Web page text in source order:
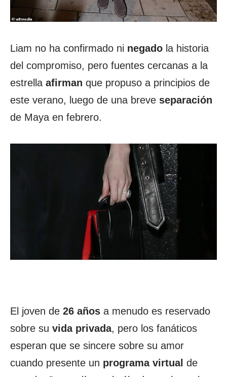
Liam no ha confirmado ni negado la historia
del compromiso, pero fuentes cercanas a la
estrella afirman que propuso a principios de
este verano, luego de una breve separación
de Maya en febrero.
El joven de 26 años a menudo es reservado
sobre su vida privada, pero los fanáticos
esperan que se sincere sobre su amor
cuando presente un programa virtual de